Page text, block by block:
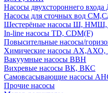
Насосы двухстороннего
Насосы для сточных вод
Шестерёные насосы Ш, НМШ,
In-line насосы TD, CDM(F)
Повысительные насосы/
Химические насосы
Вакуумные насосы ВВН
Вихревые насосы ВК, ВКС
Самовсасывающие насосы
Прочие насосы